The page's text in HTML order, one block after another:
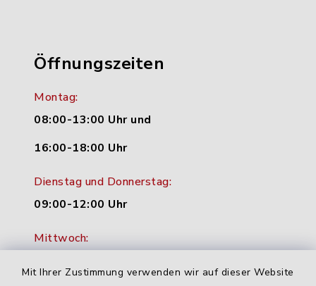
Mit Ihrer Zustimmung verwenden wir auf dieser Website
Öffnungszeiten
Montag:
08:00-13:00 Uhr und
16:00-18:00 Uhr
Dienstag und Donnerstag:
09:00-12:00 Uhr
Mittwoch: